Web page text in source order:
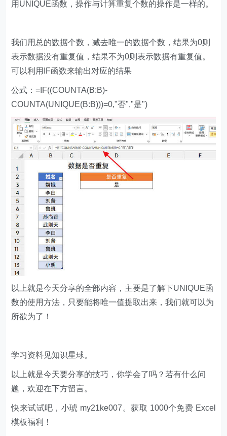
用UNIQUE函数，操作与计算重复个数的操作是一样的。
我们用总的数据个数，减去唯一的数据个数，结果为0则
表示数据没有重复值，结果不为0则表示数据有重复值。
可以利用IF函数来输出对应的结果
公式：=IF((COUNTA(B:B)-
COUNTA(UNIQUE(B:B)))=0,"否","是")
以上就是今天分享的全部内容，主要是了解下UNIQUE函
数的使用方法，只要能将唯一值提取出来，我们就可以为
所欲为了！
学习资料见知识星球。
以上就是今天要分享的技巧，你学会了吗？若有什么问
题，欢迎在下方留言。
快来试试吧，小琥 my21ke007。获取 1000个免费 Excel
模板福利​​​​！